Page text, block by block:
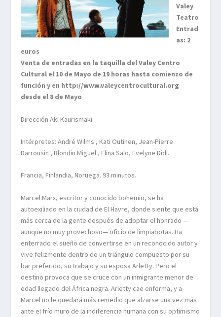
Valey
Teatro
Entrad
as: 2
euros
Venta de entradas en la taquilla del Valey Centro
Cultural el 10 de Mayo de 19 horas hasta comienzo de
función y en http://www.valeycentrocultural.org
desde el 8 de Mayo
Dirección Aki Kaurismäki.
Intérpretes: André Wilms , Kati Outinen, Jean-Pierre
Darrousin , Blondin Miguel , Elina Salo, Evelyne Didi.
Francia, Finlandia, Noruega. 93 minutos.
Marcel Marx, escritor y conocido bohemio, se ha
autoexiliado en la ciudad de El Havre, donde siente que está
más cerca de la gente después de adoptar el honrado —
aunque no muy provechoso— oficio de limpiabotas. Ha
enterrado el sueño de convertirse en un reconocido autor y
vive felizmente dentro de un triángulo compuesto por su
bar preferido, su trabajo y su esposa Arletty. Pero el
destino provoca que se cruce con un inmigrante menor de
edad llegado del África negra. Arletty cae enferma, y a
Marcel no le quedará más remedio que alzarse una vez más
ante el frío muro de la indiferencia humana con su optimismo